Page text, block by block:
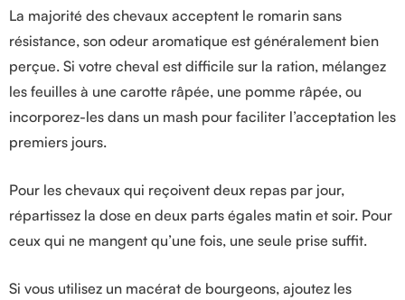
La majorité des chevaux acceptent le romarin sans
résistance, son odeur aromatique est généralement bien
perçue. Si votre cheval est difficile sur la ration, mélangez
les feuilles à une carotte râpée, une pomme râpée, ou
incorporez-les dans un mash pour faciliter l’acceptation les
premiers jours.
Pour les chevaux qui reçoivent deux repas par jour,
répartissez la dose en deux parts égales matin et soir. Pour
ceux qui ne mangent qu’une fois, une seule prise suffit.
Si vous utilisez un macérat de bourgeons, ajoutez les